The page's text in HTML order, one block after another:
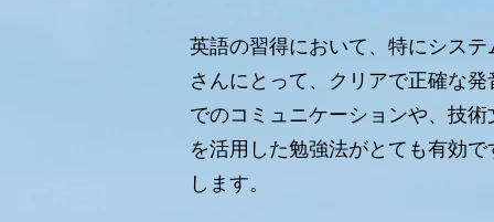
英語の習得において、特にシス
さんにとって、クリアで正確な
でのコミュニケーションや、技
を活用した勉強法がとても有効
します。